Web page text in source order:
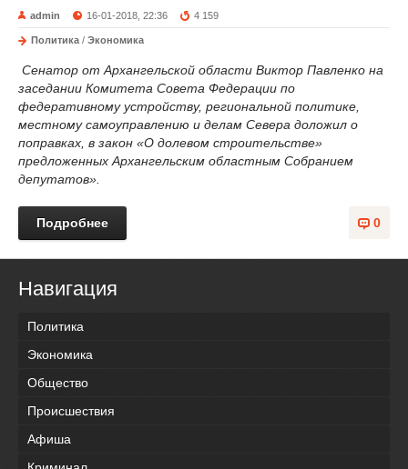
admin 16-01-2018, 22:36 4 159
Политика / Экономика
Сенатор от Архангельской области Виктор Павленко на
заседании Комитета Совета Федерации по
федеративному устройству, региональной политике,
местному самоуправлению и делам Севера доложил о
поправках, в закон «О долевом строительстве»
предложенных Архангельским областным Собранием
депутатов».
0
Подробнее
Навигация
Политика
Экономика
Общество
Происшествия
Афиша